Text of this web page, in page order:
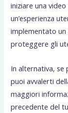
iniziare una
un’esperienza
implementato
proteggere gli
In alternativa, se
puoi avvalerti
maggiori
precedente del